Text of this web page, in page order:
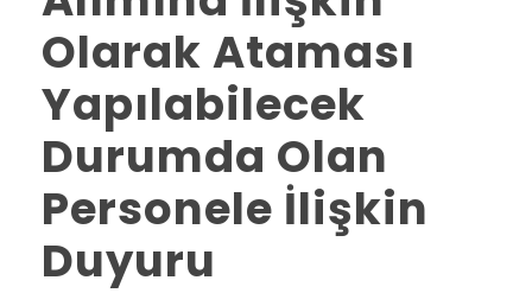
Olarak Ataması
Yapılabilecek
Durumda Olan
Personele İlişkin
Duyuru